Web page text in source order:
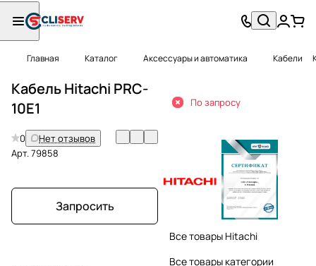
Главная Каталог Аксессуары и автоматика Кабели
Кабель Hitachi PRC-
10E1
0
Нет отзывов
Арт.79858
Запросить
По запросу
Все товары Hitachi
Все товары категории